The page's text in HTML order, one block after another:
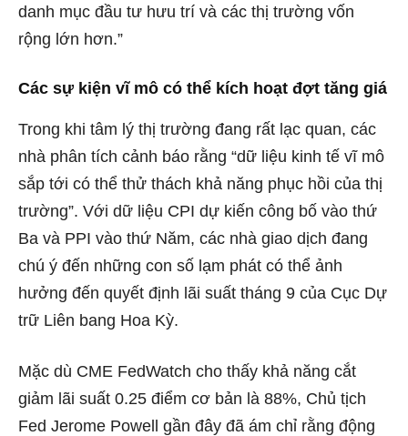
danh mục đầu tư hưu trí và các thị trường vốn
rộng lớn hơn.”
Các sự kiện vĩ mô có thể kích hoạt đợt tăng giá
Trong khi tâm lý thị trường đang rất lạc quan, các
nhà phân tích cảnh báo rằng “dữ liệu kinh tế vĩ mô
sắp tới có thể thử thách khả năng phục hồi của thị
trường”. Với dữ liệu CPI dự kiến công bố vào thứ
Ba và PPI vào thứ Năm, các nhà giao dịch đang
chú ý đến những con số lạm phát có thể ảnh
hưởng đến quyết định lãi suất tháng 9 của Cục Dự
trữ Liên bang Hoa Kỳ.
Mặc dù CME FedWatch cho thấy khả năng cắt
giảm lãi suất 0.25 điểm cơ bản là 88%, Chủ tịch
Fed Jerome Powell gần đây đã ám chỉ rằng động